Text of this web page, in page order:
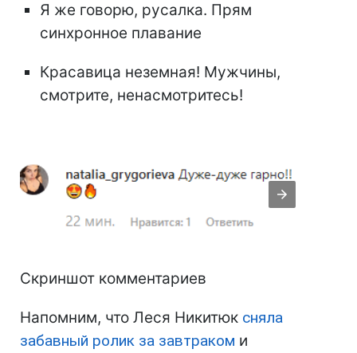
Я же говорю, русалка. Прям
синхронное плавание
Красавица неземная! Мужчины,
смотрите, ненасмотритесь!
Скриншот комментариев
Напомним, что Леся Никитюк сняла
забавный ролик за завтраком и